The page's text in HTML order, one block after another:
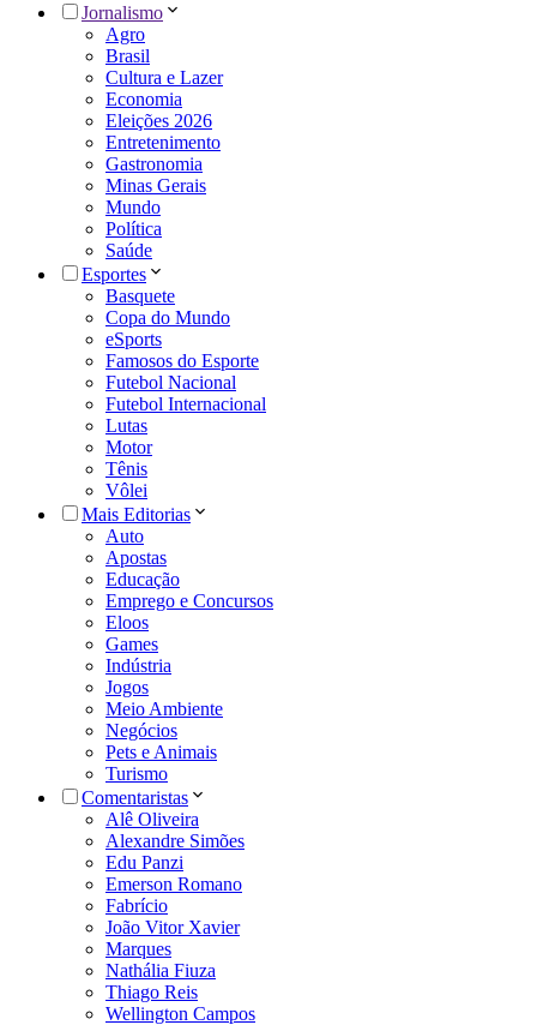
Jornalismo
Agro
Brasil
Cultura e Lazer
Economia
Eleições 2026
Entretenimento
Gastronomia
Minas Gerais
Mundo
Política
Saúde
Esportes
Basquete
Copa do Mundo
eSports
Famosos do Esporte
Futebol Nacional
Futebol Internacional
Lutas
Motor
Tênis
Vôlei
Mais Editorias
Auto
Apostas
Educação
Emprego e Concursos
Eloos
Games
Indústria
Jogos
Meio Ambiente
Negócios
Pets e Animais
Turismo
Comentaristas
Alê Oliveira
Alexandre Simões
Edu Panzi
Emerson Romano
Fabrício
João Vitor Xavier
Marques
Nathália Fiuza
Thiago Reis
Wellington Campos